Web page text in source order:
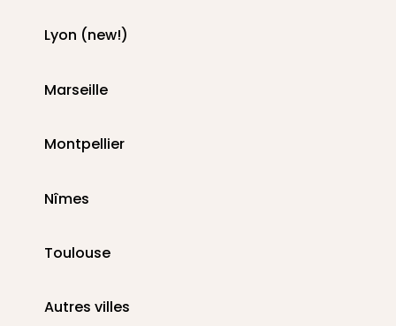
Lyon (new!)
Marseille
Montpellier
Nîmes
Toulouse
Autres villes